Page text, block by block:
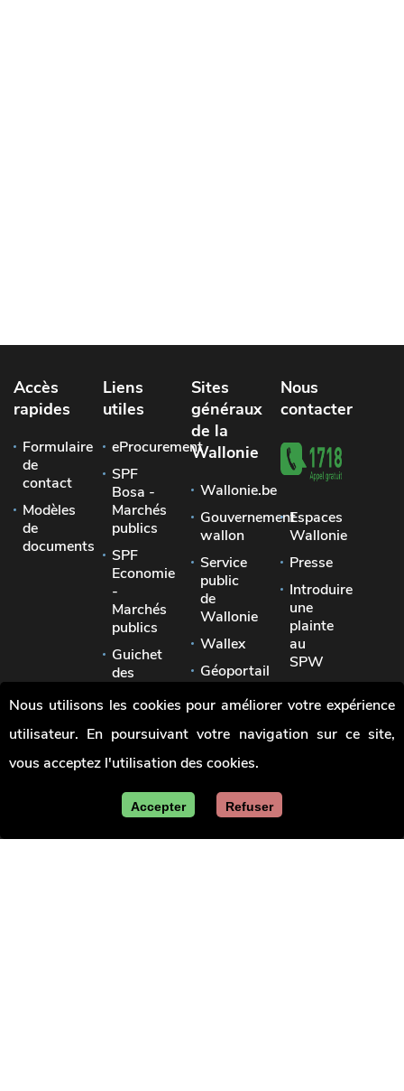
Accès
rapides
Formulaire
de
contact
Modèles
de
documents
Liens
utiles
eProcurement
SPF
Bosa -
Marchés
publics
SPF
Economie
-
Marchés
publics
Guichet
des
locaux
Union
des
villes
et
communes
Wallonie
Sites
généraux
de la
Wallonie
Wallonie.be
Gouvernement
wallon
Service
public
de
Wallonie
Wallex
Géoportail
Jobs
Nous
contacter
Espaces
Wallonie
Presse
Introduire
une
plainte
au
SPW
une
irrégularité
Nous utilisons les cookies pour améliorer votre expérience
utilisateur. En poursuivant votre navigation sur ce site,
vous acceptez l'utilisation des cookies.
Accepter Refuser